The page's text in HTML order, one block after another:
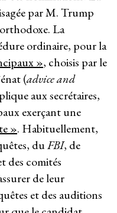
par M. Trump
La
ordinaire, pour la
», choisis par le
(advice and
aux secrétaires,
exerçant une
». Habituellement,
duFBI, de
des comités
de leur
et des auditions